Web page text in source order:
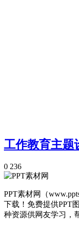
工作教育主题
0 236
PPT素材网（
下载！免费提供PPT
种资源供网友学习，